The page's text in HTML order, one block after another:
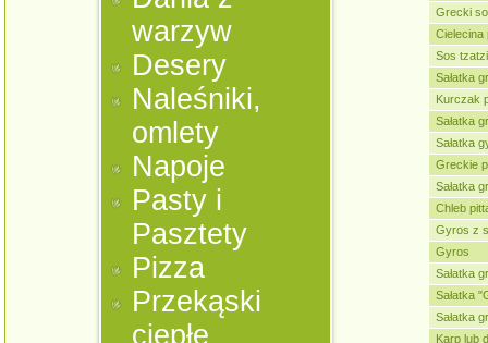
warzyw
Desery
Naleśniki,
omlety
Napoje
Pasty i
Pasztety
Pizza
Przekąski
ciepłe
Grecki
Cielecina
Sos
Sałatka
Kurczak
Sałatka
Sałatka
Greckie
Sałatka
Chleb
Gyros z
Gyros
Sałatka
Sałatka
Sałatka
Karp lub